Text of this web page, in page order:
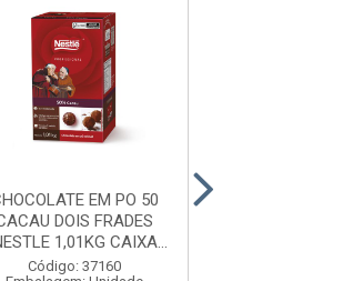
EM PO 50
DOIS FRADES
1,01KG CAIXA
9UN...
Código: 37160